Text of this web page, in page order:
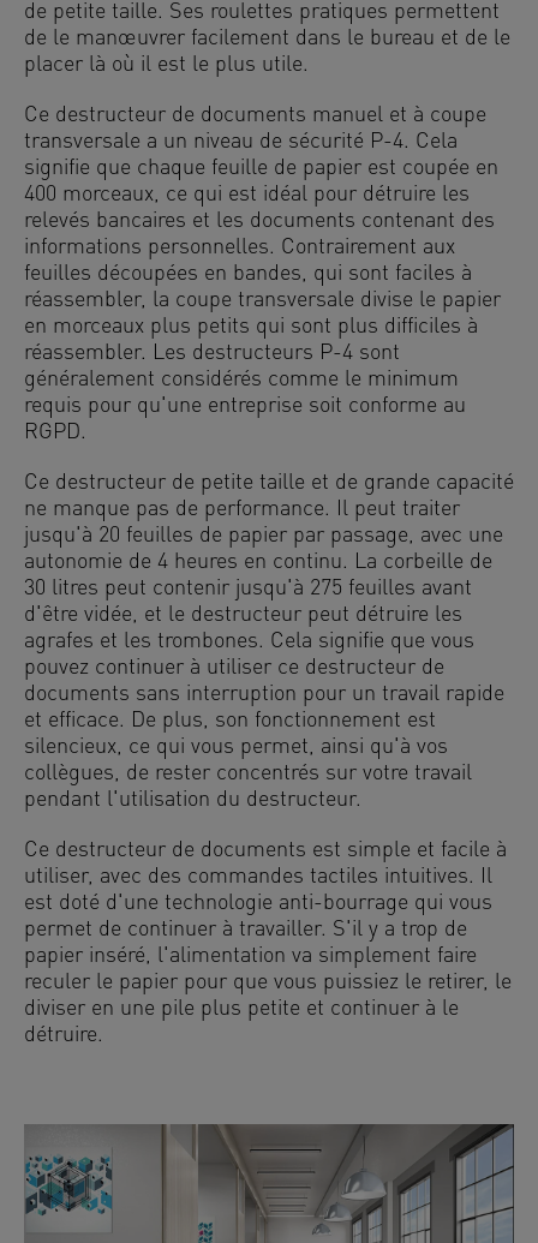
de petite taille. Ses roulettes pratiques permettent
de le manœuvrer facilement dans le bureau et de le
placer là où il est le plus utile.
Ce destructeur de documents manuel et à coupe
transversale a un niveau de sécurité P-4. Cela
signifie que chaque feuille de papier est coupée en
400 morceaux, ce qui est idéal pour détruire les
relevés bancaires et les documents contenant des
informations personnelles. Contrairement aux
feuilles découpées en bandes, qui sont faciles à
réassembler, la coupe transversale divise le papier
en morceaux plus petits qui sont plus difficiles à
réassembler. Les destructeurs P-4 sont
généralement considérés comme le minimum
requis pour qu'une entreprise soit conforme au
RGPD.
Ce destructeur de petite taille et de grande capacité
ne manque pas de performance. Il peut traiter
jusqu'à 20 feuilles de papier par passage, avec une
autonomie de 4 heures en continu. La corbeille de
30 litres peut contenir jusqu'à 275 feuilles avant
d'être vidée, et le destructeur peut détruire les
agrafes et les trombones. Cela signifie que vous
pouvez continuer à utiliser ce destructeur de
documents sans interruption pour un travail rapide
et efficace. De plus, son fonctionnement est
silencieux, ce qui vous permet, ainsi qu'à vos
collègues, de rester concentrés sur votre travail
pendant l'utilisation du destructeur.
Ce destructeur de documents est simple et facile à
utiliser, avec des commandes tactiles intuitives. Il
est doté d'une technologie anti-bourrage qui vous
permet de continuer à travailler. S'il y a trop de
papier inséré, l'alimentation va simplement faire
reculer le papier pour que vous puissiez le retirer, le
diviser en une pile plus petite et continuer à le
détruire.